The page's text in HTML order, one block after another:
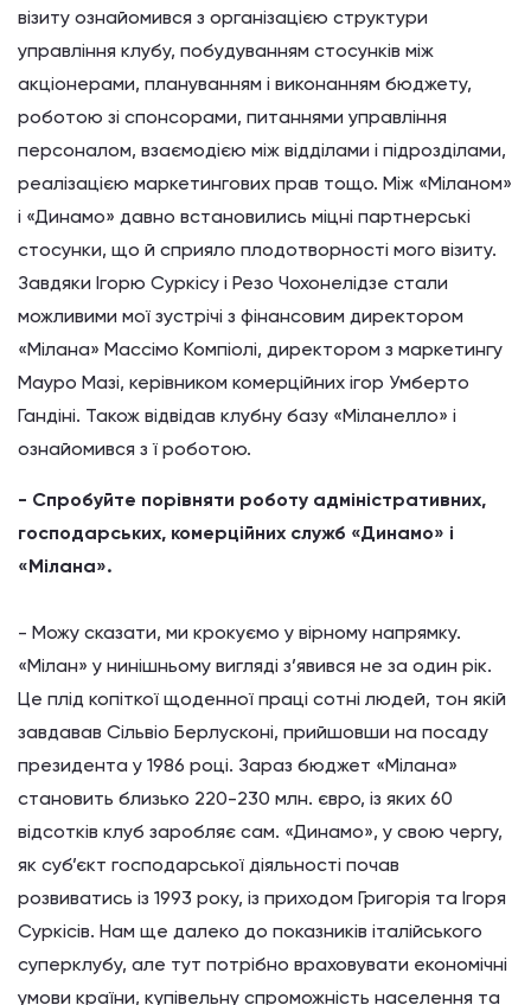
візиту ознайомився з організацією структури
управління клубу, побудуванням стосунків між
акціонерами, плануванням і виконанням бюджету,
роботою зі спонсорами, питаннями управління
персоналом, взаємодією між відділами і підрозділами,
реалізацією маркетингових прав тощо. Між «Міланом»
і «Динамо» давно встановились міцні партнерські
стосунки, що й сприяло плодотворності мого візиту.
Завдяки Ігорю Суркісу і Резо Чохонелідзе стали
можливими мої зустрічі з фінансовим директором
«Мілана» Массімо Компіолі, директором з маркетингу
Мауро Мазі, керівником комерційних ігор Умберто
Гандіні. Також відвідав клубну базу «Міланелло» і
ознайомився з ї роботою.
- Спробуйте порівняти роботу адміністративних,
господарських, комерційних служб «Динамо» і
«Мілана».
- Можу сказати, ми крокуємо у вірному напрямку.
«Мілан» у нинішньому вигляді з’явився не за один рік.
Це плід копіткої щоденної праці сотні людей, тон якій
завдавав Сільвіо Берлусконі, прийшовши на посаду
президента у 1986 році. Зараз бюджет «Мілана»
становить близько 220-230 млн. євро, із яких 60
відсотків клуб заробляє сам. «Динамо», у свою чергу,
як суб’єкт господарської діяльності почав
розвиватись із 1993 року, із приходом Григорія та Ігоря
Суркісів. Нам ще далеко до показників італійського
суперклубу, але тут потрібно враховувати економічні
умови країни, купівельну спроможність населення та